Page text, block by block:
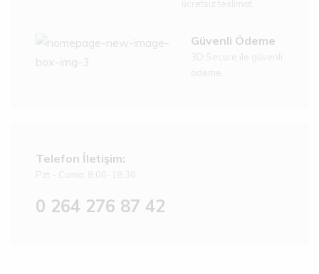
Güvenli Ödeme
Telefon İletişim:
0 264 276 87 42